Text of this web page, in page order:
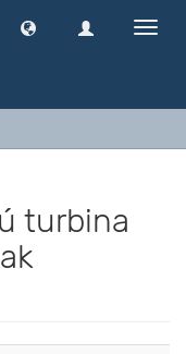
turbina